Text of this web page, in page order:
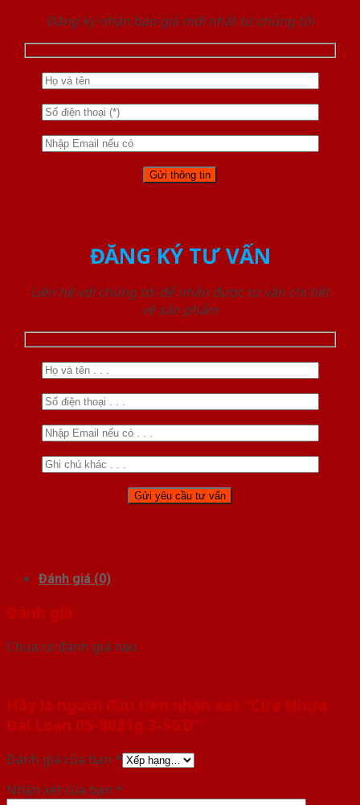
Đăng ký nhận báo giá mới nhất từ chúng tôi
ĐĂNG KÝ TƯ VẤN
Liên hệ với chúng tôi để nhận được tư vấn chi tiết
về sản phẩm
Đánh giá (0)
Đánh giá
Chưa có đánh giá nào.
Hãy là người đầu tiên nhận xét “Cửa Nhựa
Đài Loan 05-8081g 3-SGD”
Đánh giá của bạn *
Nhận xét của bạn *